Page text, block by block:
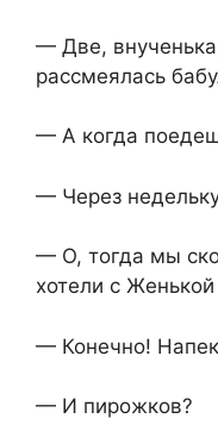
— Две,
рассмеялась
— А когда
— Через
— О, тогда мы
хотели с
— Конечно!
— И пирожков?